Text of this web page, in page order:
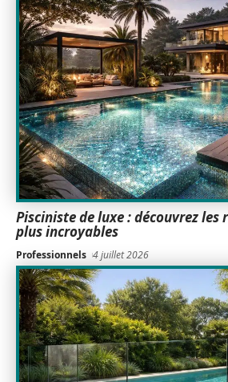
Pisciniste de luxe : découvrez les
plus incroyables
Professionnels 4 juillet 2026